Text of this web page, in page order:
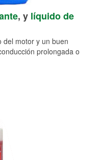
, y líquido de
del motor y un buen
prolongada o